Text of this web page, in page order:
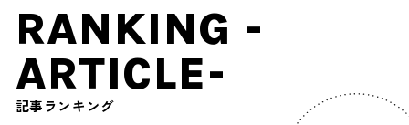
RANKING -
ARTICLE-
記事ランキング